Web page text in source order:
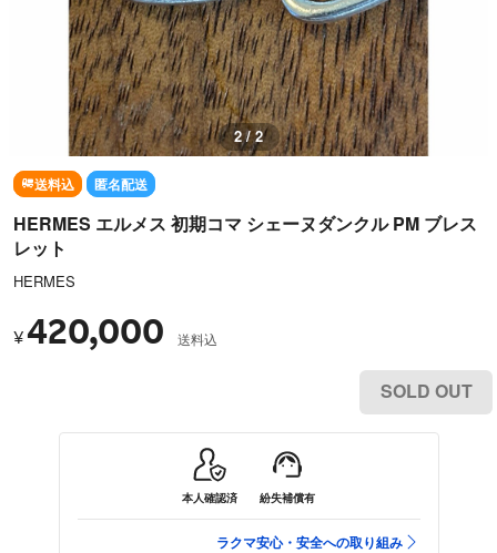
1 / 2
送料込 匿名配送
HERMES エルメス 初期コマ シェーヌダンクル PM ブレス
レット
HERMES
¥420,000 送料込
SOLD OUT
本人確認済 紛失補償有
ラクマ安心・安全への取り組み